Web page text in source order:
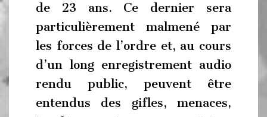
de 23 ans. Ce dernier sera
particulièrement malmené par
les forces de l’ordre et, au cours
d’un long enregistrement audio
rendu public, peuvent être
entendus des gifles, menaces,